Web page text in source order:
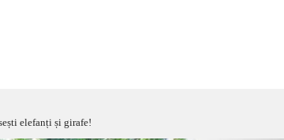
elefanți și girafe!